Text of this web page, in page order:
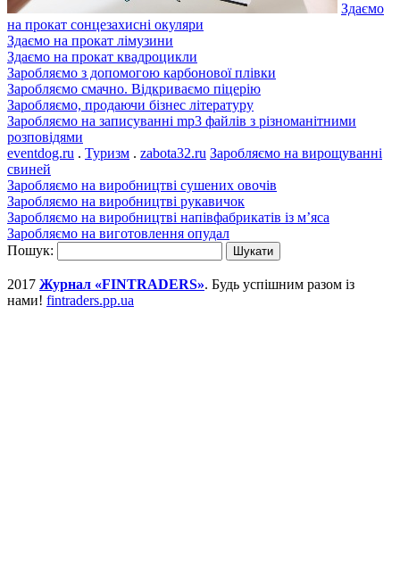
Здаємо
на прокат сонцезахисні окуляри
Здаємо на прокат лімузини
Здаємо на прокат квадроцикли
Заробляємо з допомогою карбонової плівки
Заробляємо смачно. Відкриваємо піцерію
Заробляємо, продаючи бізнес літературу
Заробляємо на записуванні mp3 файлів з різноманітними
розповідями
eventdog.ru . Туризм . zabota32.ru Заробляємо на вирощуванні
свиней
Заробляємо на виробництві сушених овочів
Заробляємо на виробництві рукавичок
Заробляємо на виробництві напівфабрикатів із м’яса
Заробляємо на виготовлення опудал
Пошук:
2017 Журнал «FINTRADERS». Будь успішним разом із
нами! fintraders.pp.ua